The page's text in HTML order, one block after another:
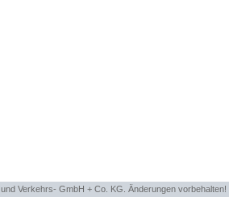
Verkehrs- GmbH + Co. KG. Änderungen vorbehalten!